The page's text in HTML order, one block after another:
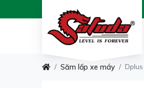
Săm lốp xe máy